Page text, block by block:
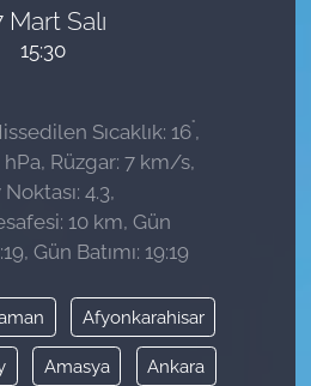
Mart Salı
15:30
Sıcaklık: 16°,
hPa, Rüzgar: 7 km/s,
4.3,
10 km, Gün
Gün Batımı: 19:19
Afyonkarahisar
Amasya Ankara